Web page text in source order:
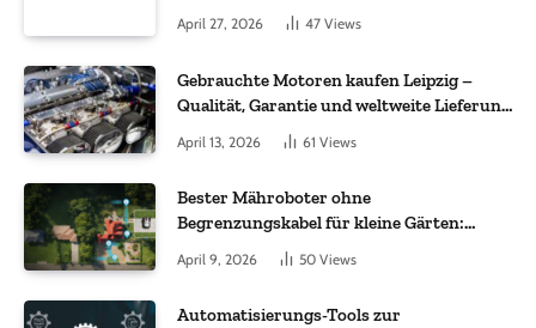
Molekül + Metall“
April 27, 2026 47 Views
Gebrauchte Motoren kaufen Leipzig –
Qualität, Garantie und weltweite Lieferung
April 13, 2026 61 Views
Bester Mähroboter ohne
Begrenzungskabel für kleine Gärten:
Worauf es bei 200 bis 500 m² wirklich
ankommt
April 9, 2026 50 Views
Automatisierungs-Tools zur